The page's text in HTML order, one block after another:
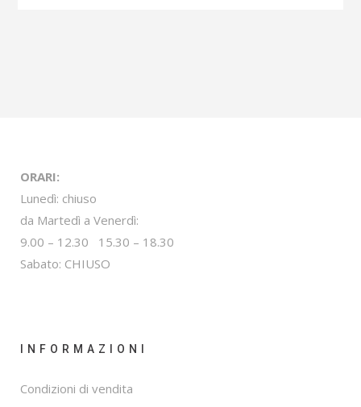
ORARI:
Lunedì: chiuso
da Martedì a Venerdì:
9.00 – 12.30 15.30 – 18.30
Sabato: CHIUSO
INFORMAZIONI
Condizioni di vendita